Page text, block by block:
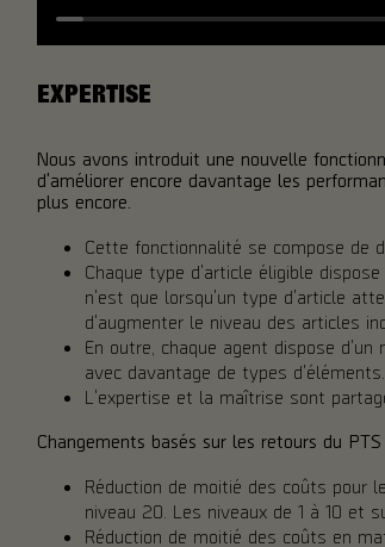
EXPERTISE
Nous avons introduit une nouvelle
d'améliorer encore davantage les
plus encore.
Cette fonctionnalité se compose de
Chaque type d'article éligible
n'est que lorsqu'un type d'article
d'augmenter le niveau des articles
En outre, chaque agent dispose
avec davantage de types d'éléments.
L'expertise et la maîtrise sont
Changements basés sur les retours du PTS
Réduction de moitié des coûts pour
niveau 20. Les niveaux de 1 à 10 et
Réduction de moitié des coûts en